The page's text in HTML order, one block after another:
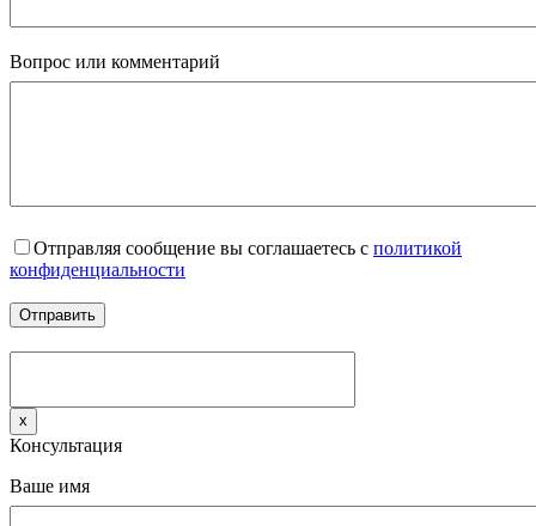
Вопрос или комментарий
Отправляя сообщение вы соглашаетесь с политикой
конфиденциальности
x
Консультация
Ваше имя